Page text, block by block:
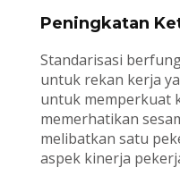
Peningkatan
Standarisasi
untuk rekan kerja
untuk memperkuat
memerhatikan
melibatkan satu
aspek kinerja